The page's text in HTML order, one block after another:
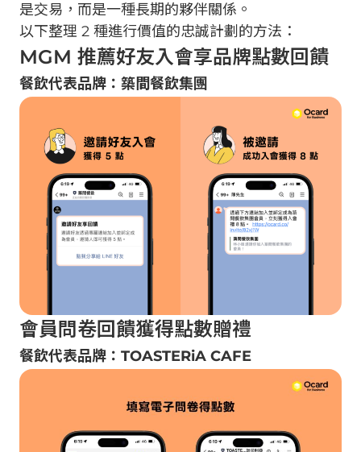
是交易，而是一種長期的夥伴關係。
以下整理 2 種進行價值的忠誠計劃的方法：
MGM 推薦好友入會享品牌點數回饋
餐飲代表品牌：築間餐飲集團
會員問卷回饋獲得點數贈禮
餐飲代表品牌：TOASTERiA CAFE